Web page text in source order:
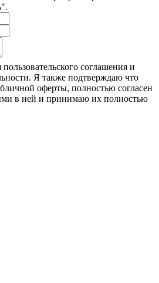
соглашения и
Я также подтверждаю что
оферты, полностью согласен
в ней и принимаю их полностью